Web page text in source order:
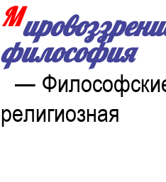
М
философия
—